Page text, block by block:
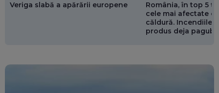
Veriga slabă a apărării europene
România, în top 5
cele mai afectate
căldură. Incendiile
produs deja